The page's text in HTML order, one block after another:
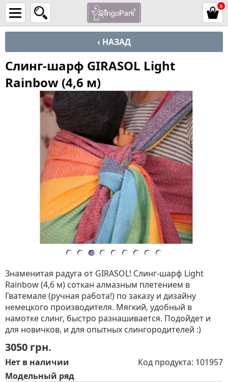
0
‹ НАЗАД
Слинг-шарф GIRASOL Light
Rainbow (4,6 м)
Знаменитая радуга от GIRASOL! Слинг-шарф Light
Rainbow (4,6 м) соткан алмазным плетением в
Гватемале (ручная работа!) по заказу и дизайну
немецкого производителя. Мягкий, удобный в
намотке слинг, быстро разнашивается. Подойдет и
для новичков, и для опытных слингородителей :)
3050 грн.
Нет в наличии Код продукта: 101957
Модельный ряд